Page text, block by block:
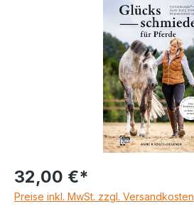
32,00 €*
Preise inkl. MwSt. zzgl. Versandkosten